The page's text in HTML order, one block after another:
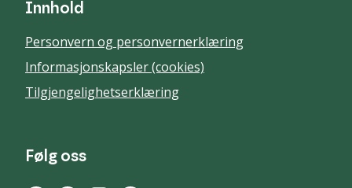
Innhold
Personvern og personvernerklæring
Informasjonskapsler (cookies)
Tilgjengelighetserklæring
Følg oss